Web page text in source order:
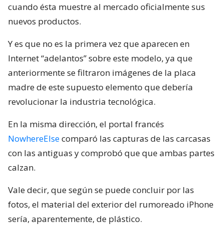
cuando ésta muestre al mercado oficialmente sus
nuevos productos.
Y es que no es la primera vez que aparecen en
Internet “adelantos” sobre este modelo, ya que
anteriormente se filtraron imágenes de la placa
madre de este supuesto elemento que debería
revolucionar la industria tecnológica.
En la misma dirección, el portal francés
NowhereElsecomparó las capturas de las carcasas
con las antiguas y comprobó que que ambas partes
calzan.
Vale decir, que según se puede concluir por las
fotos, el material del exterior del rumoreado iPhone
sería, aparentemente, de plástico.